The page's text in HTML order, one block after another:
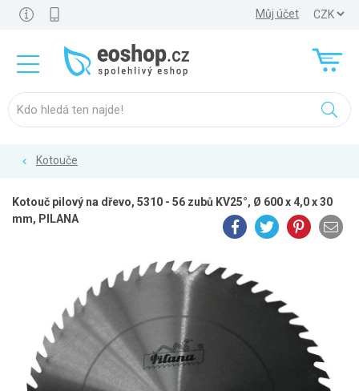
Můj účet
Kotouče
Kotouč pilový na dřevo, 5310 - 56 zubů KV25°, Ø 600 x 4,0 x 30
mm, PILANA